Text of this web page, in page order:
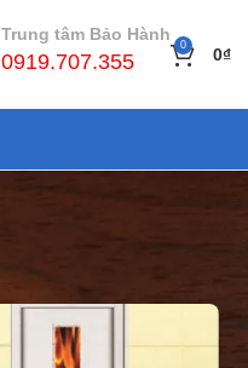
Trung tâm Bảo Hành
0919.707.355
0 0₫